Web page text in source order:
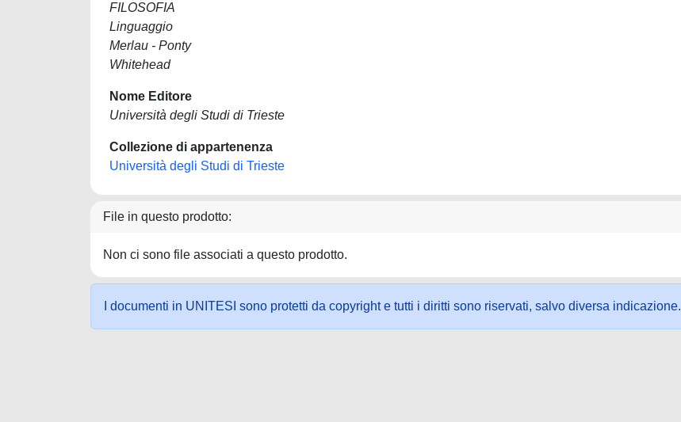
FILOSOFIA
Linguaggio
Merlau - Ponty
Whitehead
Nome Editore
Università degli Studi di Trieste
Collezione di appartenenza
Università degli Studi di Trieste
File in questo prodotto:
Non ci sono file associati a questo prodotto.
I documenti in UNITESI sono protetti da copyright e tutti i diritti sono riservati, salvo diversa indicazione.